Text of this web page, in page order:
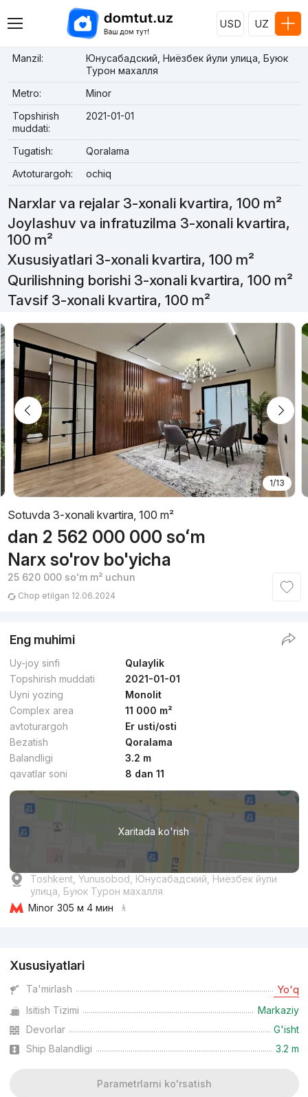
USD UZ
Manzil:
Юнусабадский, Ниёзбек йули улица, Буюк
Турон махалля
Metro:
Minor
Topshirish
muddati:
2021-01-01
Tugatish:
Qoralama
Avtoturargoh:
ochiq
Narxlar va rejalar 3-xonali kvartira, 100 m²
Joylashuv va infratuzilma 3-xonali kvartira,
100 m²
Xususiyatlari 3-xonali kvartira, 100 m²
Qurilishning borishi 3-xonali kvartira, 100 m²
Tavsif 3-xonali kvartira, 100 m²
1/13
Sotuvda 3-xonali kvartira, 100 m²
dan 2 562 000 000 soʻm
Narx so'rov bo'yicha
25 620 000 soʻmm² uchun
Chop etilgan 12.06.2024
Eng muhimi
Uy-joy sinfi
Qulaylik
Topshirish muddati
2021-01-01
Uyni yozing
Monolit
Complex area
11 000 m²
avtoturargoh
Er usti/osti
Bezatish
Qoralama
Balandligi
3.2 m
qavatlar soni
8 dan 11
Xaritada ko'rish
Toshkent, Yunusobod, Юнусабадский, Ниёзбек йули
улица, Буюк Турон махалля
Minor 305 м 4 мин
Xususiyatlari
Ta'mirlash Yo'q
Isitish Tizimi
Markaziy
Devorlar
G'isht
Ship Balandligi
3.2 m
Parametrlarni ko'rsatish